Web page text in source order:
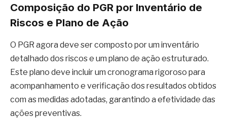
Composição do PGR por Inventário de
Riscos e Plano de Ação
O PGR agora deve ser composto por um inventário
detalhado dos riscos e um plano de ação estruturado.
Este plano deve incluir um cronograma rigoroso para
acompanhamento e verificação dos resultados obtidos
com as medidas adotadas, garantindo a efetividade das
ações preventivas.